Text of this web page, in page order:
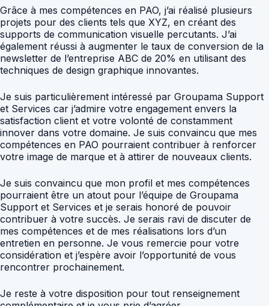
Grâce à mes compétences en PAO, j’ai réalisé plusieurs
projets pour des clients tels que XYZ, en créant des
supports de communication visuelle percutants. J’ai
également réussi à augmenter le taux de conversion de la
newsletter de l’entreprise ABC de 20% en utilisant des
techniques de design graphique innovantes.
Je suis particulièrement intéressé par Groupama Support
et Services car j’admire votre engagement envers la
satisfaction client et votre volonté de constamment
innover dans votre domaine. Je suis convaincu que mes
compétences en PAO pourraient contribuer à renforcer
votre image de marque et à attirer de nouveaux clients.
Je suis convaincu que mon profil et mes compétences
pourraient être un atout pour l’équipe de Groupama
Support et Services et je serais honoré de pouvoir
contribuer à votre succès. Je serais ravi de discuter de
mes compétences et de mes réalisations lors d’un
entretien en personne. Je vous remercie pour votre
considération et j’espère avoir l’opportunité de vous
rencontrer prochainement.
Je reste à votre disposition pour tout renseignement